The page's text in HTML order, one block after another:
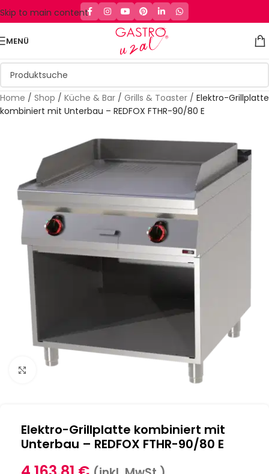
Skip to main content
MENÜ
Home / Shop / Küche & Bar / Grills & Toaster / Elektro-Grillplatte
kombiniert mit Unterbau – REDFOX FTHR-90/80 E
Klick zum Vergrößern
Elektro-Grillplatte kombiniert mit
Unterbau – REDFOX FTHR-90/80 E